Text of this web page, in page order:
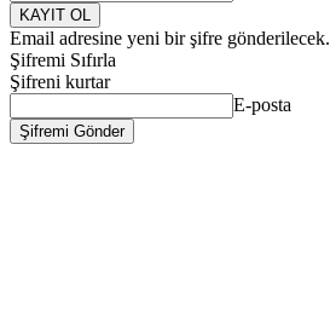
Email adresine yeni bir şifre gönderilecek.
Şifremi Sıfırla
Şifreni kurtar
E-posta